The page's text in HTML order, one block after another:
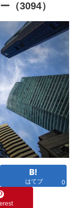
（3094）
はてブ 0